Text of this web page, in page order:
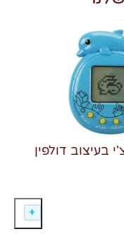
בעיצוב דולפין